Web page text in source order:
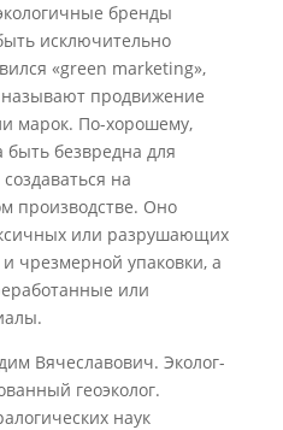
бренды
исключительно
«green marketing»,
называют продвижение
марок. По-хорошему,
быть безвредна для
на
производстве. Оно
или разрушающих
чрезмерной упаковки, а
или
Вячеславович. Эколог-
геоэколог.
наук